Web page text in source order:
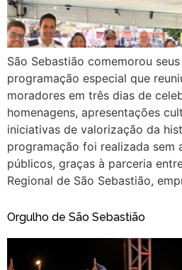
São Sebastião comemorou
programação especial que
moradores em três dias de
homenagens, apresentações
iniciativas de valorização da
programação foi realizada sem
públicos, graças à parceria
Regional de São Sebastião,
Orgulho de São Sebastião